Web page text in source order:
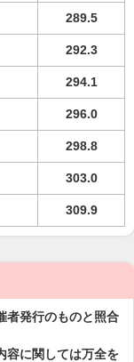
289.5
292.3
294.1
296.0
298.8
303.0
309.9
者発行のものと照合
容に関しては万全を